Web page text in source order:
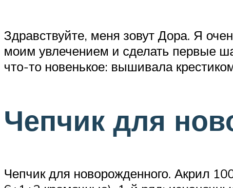
Здравствуйте, меня зовут Дора. Я
моим увлечением и сделать первые
что-то новенькое: вышивала
Чепчик для
Чепчик для новорожденного. Акрил